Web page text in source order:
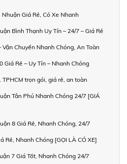
Giá Rẻ, Có Xe Nhanh
Bình Thạnh Uy Tín – 24/7 – Giá Rẻ
Vận Chuyển Nhanh Chóng, An Toàn
Giá Rẻ – Uy Tín – Nhanh Chóng
trọn gói, giá rẻ, an toàn
Tân Phú Nhanh Chóng 24/7 [GIÁ
8 Giá Rẻ, Nhanh Chóng, 24/7
Rẻ, Nhanh Chóng [GỌI LÀ CÓ XE]
7 Giá Tốt, Nhanh Chóng 24/7